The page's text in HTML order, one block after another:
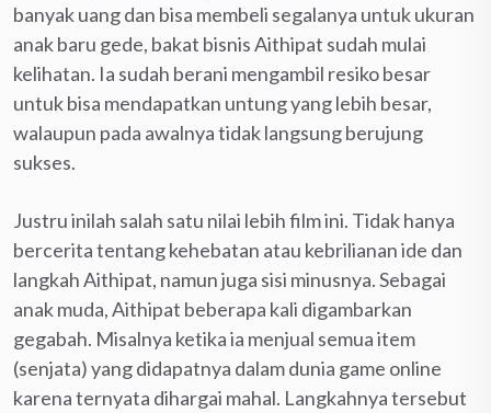
banyak uang dan bisa membeli segalanya untuk ukuran
anak baru gede, bakat bisnis Aithipat sudah mulai
kelihatan. Ia sudah berani mengambil resiko besar
untuk bisa mendapatkan untung yang lebih besar,
walaupun pada awalnya tidak langsung berujung
sukses.
Justru inilah salah satu nilai lebih film ini. Tidak hanya
bercerita tentang kehebatan atau kebrilianan ide dan
langkah Aithipat, namun juga sisi minusnya. Sebagai
anak muda, Aithipat beberapa kali digambarkan
gegabah. Misalnya ketika ia menjual semua item
(senjata) yang didapatnya dalam dunia game online
karena ternyata dihargai mahal. Langkahnya tersebut